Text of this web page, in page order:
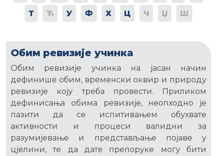
Т Ћ У Ф Х Ц Ч Џ Ш
Обим ревизије учинка
Обим ревизије учинка на јасан начин
дефинише обим, временски оквир и природу
ревизије коју треба провести. Приликом
дефинисања обима ревизије, неопходно је
пазити да се испитивањем обухвате
активности и процеси валидни за
разумијевање и представљање појаве у
цјелини, те да дате препоруке могу бити